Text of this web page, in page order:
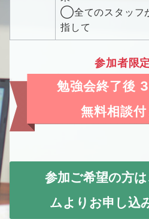
◯全てのスタッフ
指して
参加者限
勉強会終了後
無料相談付
参加ご希望の方
ムよりお申し込